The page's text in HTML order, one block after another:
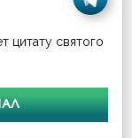
цитату святого